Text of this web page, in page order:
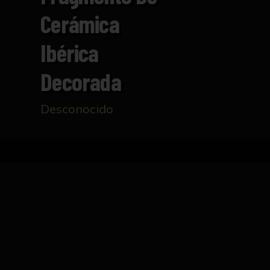
Cerámica
Ibérica
Decorada
Desconocido